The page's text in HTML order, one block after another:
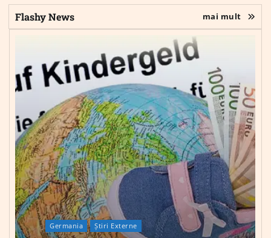
Flashy News mai mult
Germania Știri Externe